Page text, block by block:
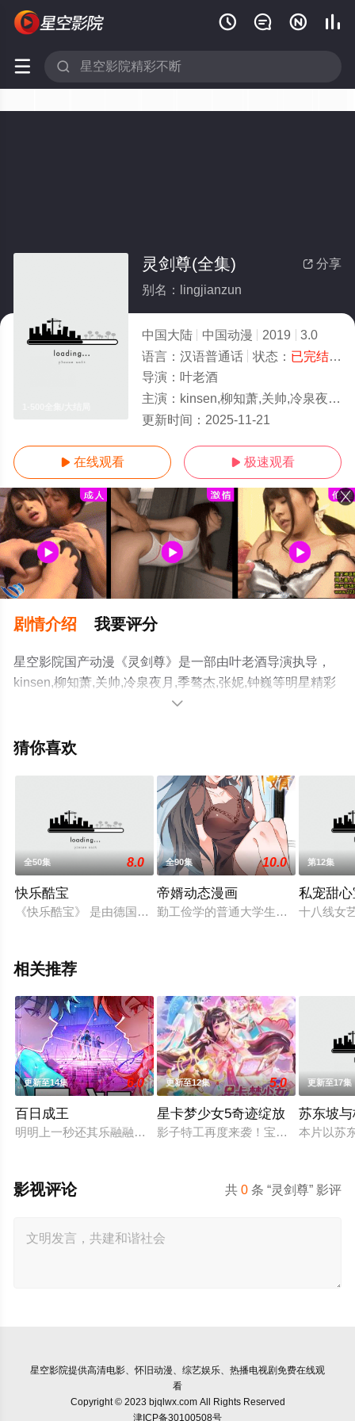
   
 
 分享
灵剑尊(全集)
别名：lingjianzun
中国大陆 中国动漫 2019
3.0
语言： 汉语普通话 状态： 已完结- 免
导演： 叶老酒
主演： kinsen,柳知萧,关帅,冷泉夜月,季骜杰,张妮,钟巍
更新时间： 2025-11-21
 在线观看  极速观看
剧情介绍 我要评分
星空影院国产动漫《灵剑尊》是一部由叶老酒导演执导，
kinsen,柳知萧,关帅,冷泉夜月,季骜杰,张妮,钟巍等明星精彩
演绎的中国大陆动漫，大结局剧情已揭晓（1-500全集），
更多相关信息可移步至豆瓣动漫、电视猫或剧情网等平台

猜你喜欢
全50集 8.0
快乐酷宝
《快乐酷宝》 是由德国著名光学 品牌Bresser（宝视 德）携手
全90集 10.0
帝婿动态漫画
勤工俭学的普通大学生，莫名开启了
第12集
私宠甜
十八线女
相关推荐
更新至14集 6.0
百日成王
明明上一秒还其乐融融的餐厅，下一秒竟然血流成河……明明是
更新至12集 5.0
星卡梦少女5奇迹绽放
影子特工再度来袭！宝石族精灵竟然
更新至17集
苏东坡
本片以苏
共0 条 “灵剑尊” 影评
影视评论
星空影院提供高清电影、怀旧动漫、综艺娱乐、热播电视剧免费在线观
看
Copyright © 2023 bjqlwx.com All Rights Reserved
津ICP备30100508号